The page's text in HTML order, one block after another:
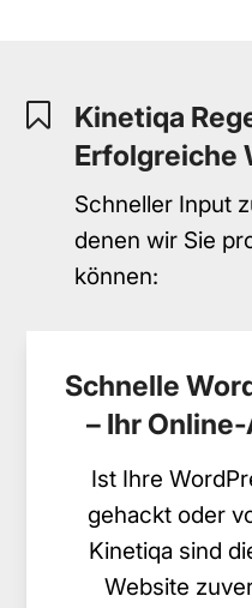
Kinetiqa
Erfolgreiche
Schneller Input
denen wir Sie
können:
Schnelle
– Ihr
Ist Ihre
gehackt oder
Kinetiqa sind
Website